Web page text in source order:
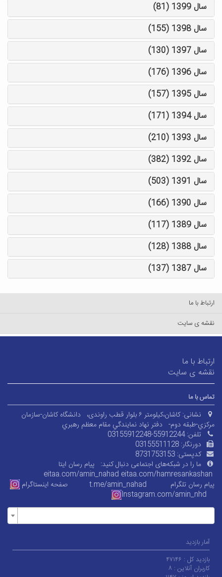
سال 1399 (81)
سال 1398 (155)
سال 1397 (130)
سال 1396 (176)
سال 1395 (157)
سال 1394 (171)
سال 1393 (210)
سال 1392 (382)
سال 1391 (503)
سال 1390 (166)
سال 1389 (117)
سال 1388 (128)
سال 1387 (137)
ارتباط با ما
نقشه ی سایت
ارتباط با ما
نقشه ی سایت
تماس با ما
نشانی: کاشان،کیلومتر ۶ بلوار قطب راوندی،
دانشگاه کاشان-سازمان
مرکزي-طبقه دوم- دفتر نهاد نمايندگي مقام معظم رهبري
تلفن:03155912248-55912244
دورنگار: 03155511128
کدپستی: 8731753153
ما را در شبکه‌های اجتماعی دنبال کنید: پیام رسان ایتا
eitaa.com/amin_nahad eitaa.com/hamresankashan
پیام رسان تلگرام
t.me/amin_nahad
صفحه اینستاگرام
Instagram.com/amin_nhd
آمار بازدید
بازدید کل : ۴۷۱۴۶
کاربران آنلاین : ۸